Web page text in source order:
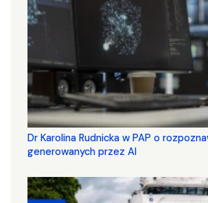
Dr Karolina Rudnicka w PAP o
generowanych przez AI